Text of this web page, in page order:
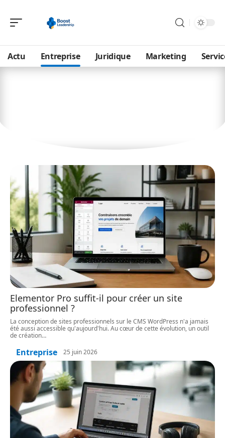
Actu Entreprise Juridique Marketing
Elementor Pro suffit-il pour créer un site
professionnel ?
La conception de sites professionnels sur le CMS WordPress n'a jamais
été aussi accessible qu'aujourd'hui. Au cœur de cette évolution, un outil
de création…
Entreprise 25 juin 2026